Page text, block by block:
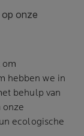
hebben we in
behulp van
onze
ecologische